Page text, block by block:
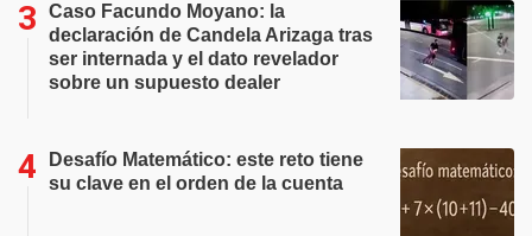
Caso Facundo Moyano: la
declaración de Candela Arizaga tras
ser internada y el dato revelador
sobre un supuesto dealer
Desafío Matemático: este reto tiene
su clave en el orden de la cuenta